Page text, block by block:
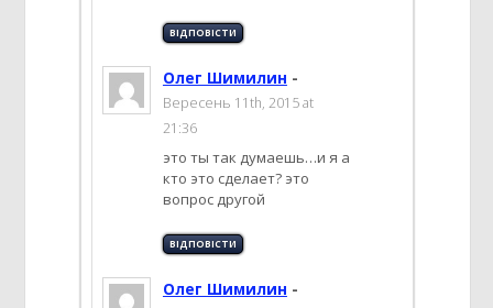
ВІДПОВІCТИ
Олег Шимилин -
Вересень 11th, 2015 at
21:36
это ты так думаешь…и я а
кто это сделает? это
вопрос другой
ВІДПОВІCТИ
Олег Шимилин -